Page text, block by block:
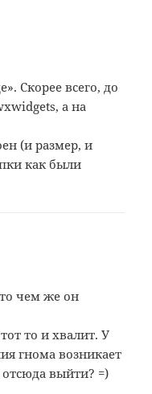
Скорее всего, до
а на
(и размер, и
как были
чем же он
то и хвалит. У
гнома возникает
выйти? =)